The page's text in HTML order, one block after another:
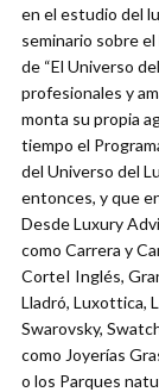
en el estudio del
seminario sobre
de “El Universo
profesionales y
monta su propia
tiempo el
del Universo del
entonces, y que
Desde Luxury
como Carrera y
CorteI Inglés,
Lladró, Luxottica,
Swarovsky,
como Joyerías
o los Parques